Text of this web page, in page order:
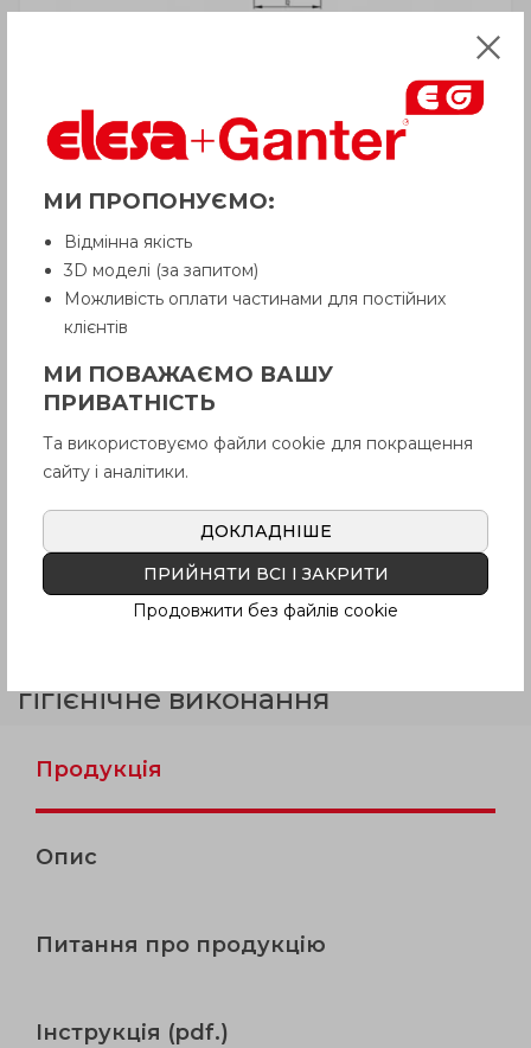
Товар з приміткою «Є в наявності»
відвантажується Покупцеві терміном
товару, якого немає на складі,
рекомендуємо уточнити у Продавця.
відпускати товар у базовій кольоровій
гамі, якщо інше не обговорено
Покупцем.
гігієнічне виконання
Продукція
Опис
Питання про продукцію
Інструкція (pdf.)
МИ ПРОПОНУЄМО:
Відмінна якість
3D моделі (за запитом)
Можливість оплати частинами для постійних
клієнтів
МИ ПОВАЖАЄМО ВАШУ
ПРИВАТНІСТЬ
Та використовуємо файли cookie для покращення
сайту і аналітики.
ДОКЛАДНІШЕ
ПРИЙНЯТИ ВСІ І ЗАКРИТИ
Продовжити без файлів cookie